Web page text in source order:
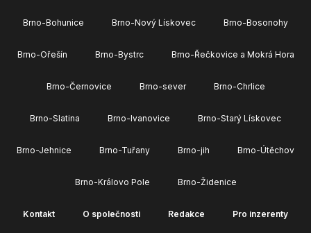
Brno-Bohunice Brno-Nový Lískovec Brno-Bosonohy
Brno-Ořešín Brno-Bystrc Brno-Řečkovice a Mokrá Hora
Brno-Černovice Brno-sever Brno-Chrlice
Brno-Slatina Brno-Ivanovice Brno-Starý Lískovec
Brno-Jehnice Brno-Tuřany Brno-jih Brno-Útěchov
Brno-Královo Pole Brno-Židenice
Kontakt O společnosti Redakce Pro inzerenty